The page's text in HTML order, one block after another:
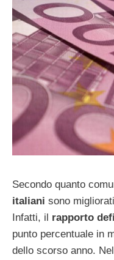
Secondo quanto
italiani sono
Infatti, il rapporto
punto percentuale in
dello scorso anno.